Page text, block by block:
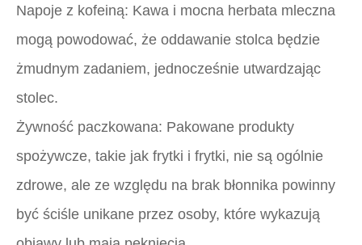
Napoje z kofeiną: Kawa i mocna herbata mleczna
mogą powodować, że oddawanie stolca będzie
żmudnym zadaniem, jednocześnie utwardzając
stolec.
Żywność paczkowana: Pakowane produkty
spożywcze, takie jak frytki i frytki, nie są ogólnie
zdrowe, ale ze względu na brak błonnika powinny
być ściśle unikane przez osoby, które wykazują